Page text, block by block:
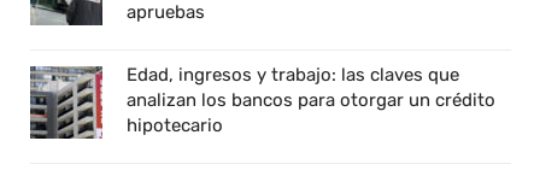
apruebas
Edad, ingresos y trabajo: las claves que
analizan los bancos para otorgar un crédito
hipotecario